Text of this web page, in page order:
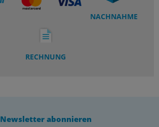
NACHNAHME
RECHNUNG
Newsletter abonnieren